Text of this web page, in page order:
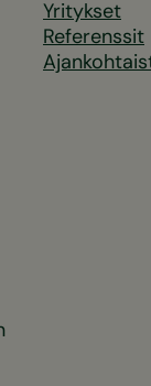
Yritykset
Referenssit